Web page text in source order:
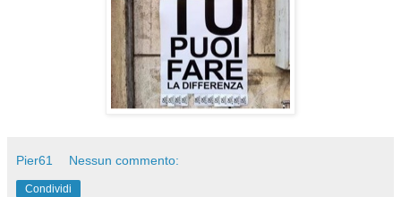
Pier61 Nessun commento:
Condividi